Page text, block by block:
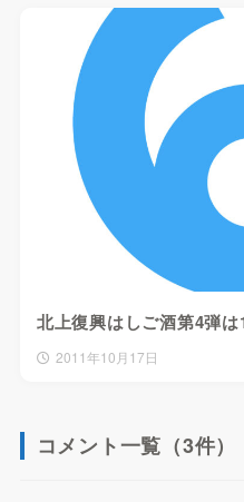
北上復興はしご酒第4弾
2011年10月17日
コメント一覧（3件）